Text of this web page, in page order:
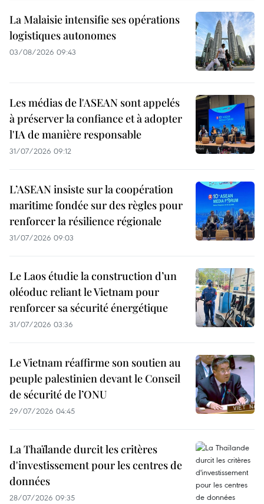
La Malaisie intensifie ses opérations
logistiques autonomes
03/08/2026 09:43
Les médias de l'ASEAN sont appelés
à préserver la confiance et à adopter
l'IA de manière responsable
31/07/2026 09:12
L’ASEAN insiste sur la coopération
maritime fondée sur des règles pour
renforcer la résilience régionale
31/07/2026 09:03
Le Laos étudie la construction d’un
oléoduc reliant le Vietnam pour
renforcer sa sécurité énergétique
31/07/2026 03:36
Le Vietnam réaffirme son soutien au
peuple palestinien devant le Conseil
de sécurité de l’ONU
29/07/2026 04:45
La Thaïlande durcit les critères
d'investissement pour les centres de
données
28/07/2026 09:35